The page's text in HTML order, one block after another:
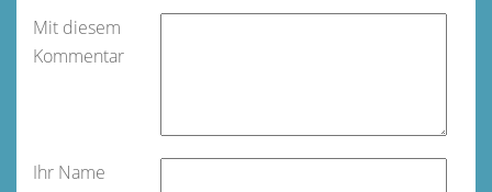
Mit diesem
Kommentar
Ihr Name